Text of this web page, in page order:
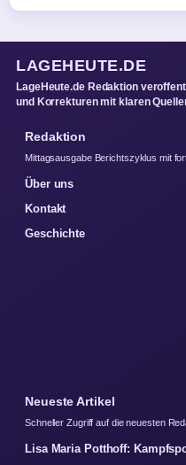
LAGEHEUTE.DE
LageHeute.de Redaktion
und Korrekturen mit klaren
Redaktion
Mittagsausgabe Berichtszyklus mit
Über uns
Kontakt
Geschichte
Neueste Artikel
Schneller Zugriff auf die neuesten
Lisa Maria Potthoff: